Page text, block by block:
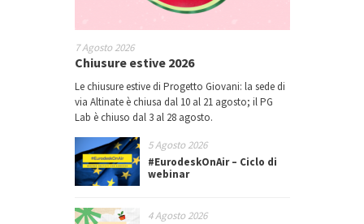
7 Agosto 2026
Chiusure estive 2026
Le chiusure estive di Progetto Giovani: la sede di
via Altinate è chiusa dal 10 al 21 agosto; il PG
Lab è chiuso dal 3 al 28 agosto.
5 Agosto 2026
#EurodeskOnAir – Ciclo di
webinar
4 Agosto 2026